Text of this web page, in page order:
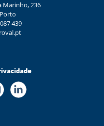
Marinho, 236
439